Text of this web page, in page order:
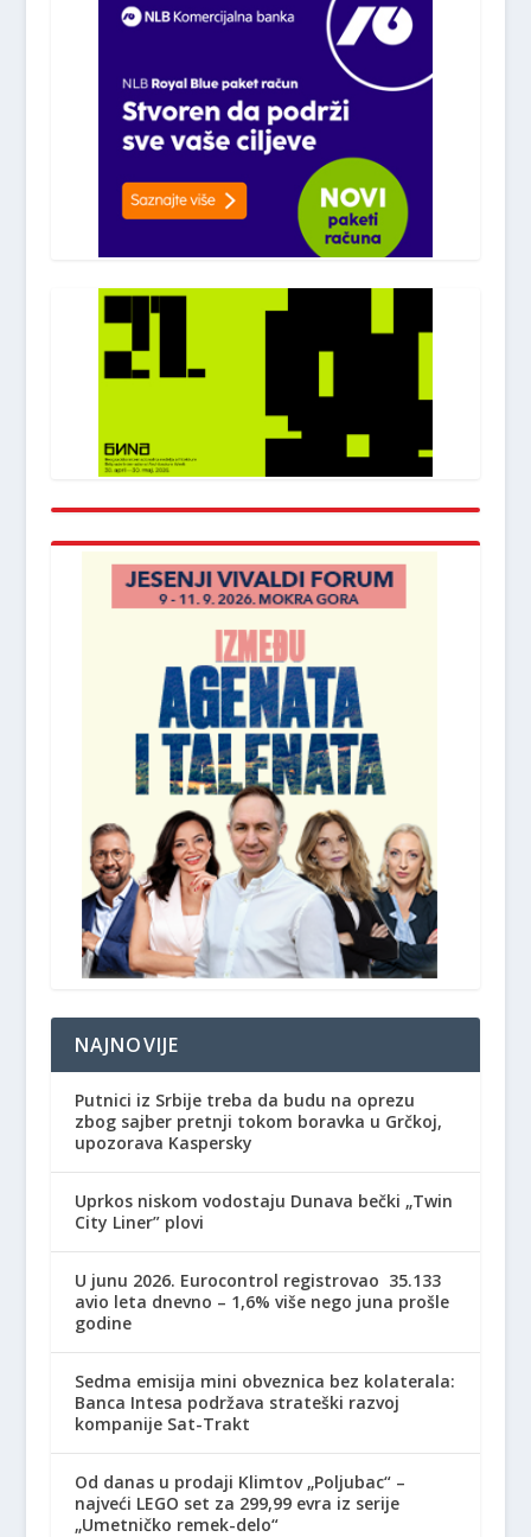
NAJNOVIJE
Putnici iz Srbije treba da budu na oprezu
zbog sajber pretnji tokom boravka u Grčkoj,
upozorava Kaspersky
Uprkos niskom vodostaju Dunava bečki „Twin
City Liner” plovi
U junu 2026. Eurocontrol registrovao 35.133
avio leta dnevno – 1,6% više nego juna prošle
godine
Sedma emisija mini obveznica bez kolaterala:
Banca Intesa podržava strateški razvoj
kompanije Sat-Trakt
Od danas u prodaji Klimtov „Poljubac“ –
najveći LEGO set za 299,99 evra iz serije
„Umetničko remek-delo“